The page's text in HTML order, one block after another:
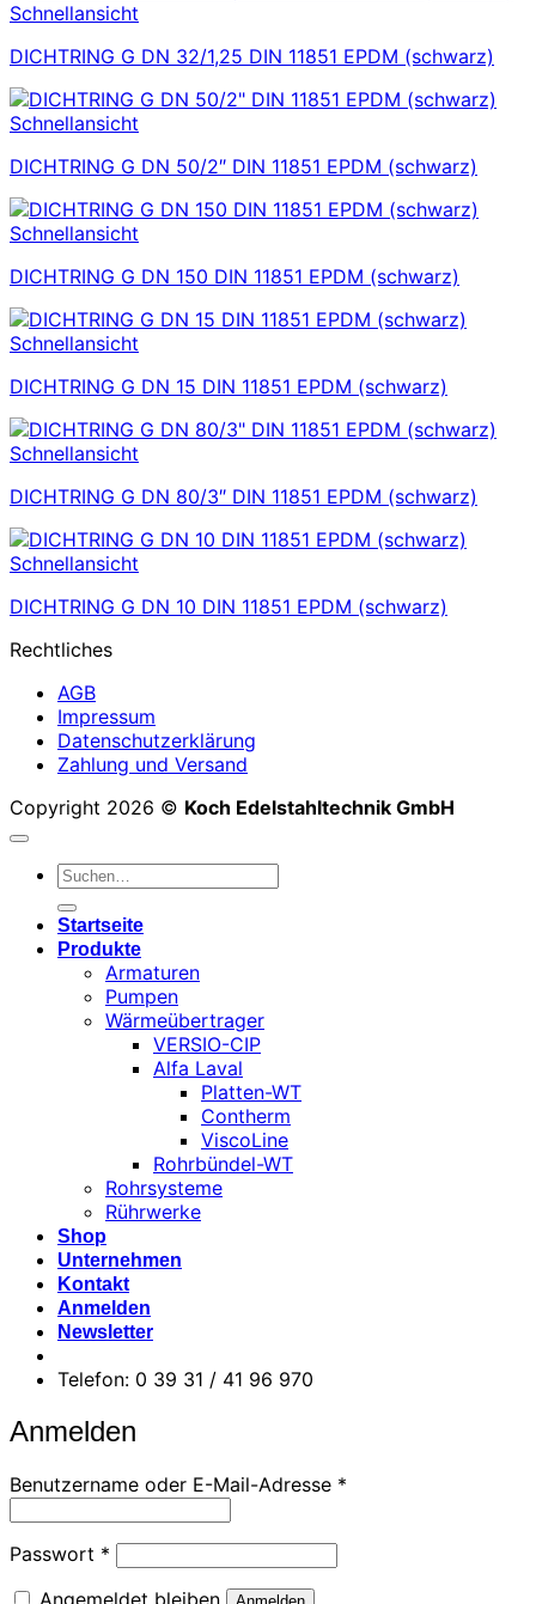
Schnellansicht
DICHTRING G DN 32/1,25 DIN 11851 EPDM (schwarz)
Schnellansicht
DICHTRING G DN 50/2″ DIN 11851 EPDM (schwarz)
Schnellansicht
DICHTRING G DN 150 DIN 11851 EPDM (schwarz)
Schnellansicht
DICHTRING G DN 15 DIN 11851 EPDM (schwarz)
Schnellansicht
DICHTRING G DN 80/3″ DIN 11851 EPDM (schwarz)
Schnellansicht
DICHTRING G DN 10 DIN 11851 EPDM (schwarz)
Rechtliches
AGB
Impressum
Datenschutzerklärung
Zahlung und Versand
Copyright 2026 © Koch Edelstahltechnik GmbH
Suchen
Startseite
Produkte
Armaturen
Pumpen
Wärmeübertrager
VERSIO-CIP
Alfa Laval
Platten-WT
Contherm
ViscoLine
Rohrbündel-WT
Rohrsysteme
Rührwerke
Shop
Unternehmen
Kontakt
Anmelden
Newsletter
Telefon: 0 39 31 / 41 96 970
Anmelden
Benutzername oder E-Mail-Adresse *
Passwort *